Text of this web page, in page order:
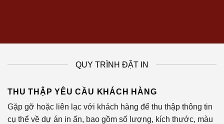
QUY TRÌNH ĐẶT IN
THU THẬP YÊU CẦU KHÁCH HÀNG
Gặp gỡ hoặc liên lạc với khách hàng để thu thập thông tin
cụ thể về dự án in ấn, bao gồm số lượng, kích thước, màu